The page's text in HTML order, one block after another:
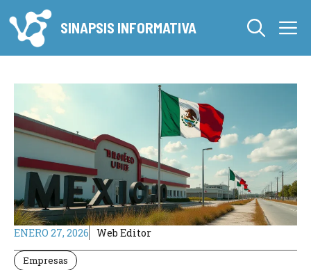
al
contenido
SINAPSIS INFORMATIVA
ENERO 27, 2026 Web Editor
Empresas